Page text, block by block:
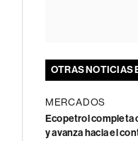
OTRAS NOTICIAS
MERCADOS
Ecopetrol completa
y avanza hacia el